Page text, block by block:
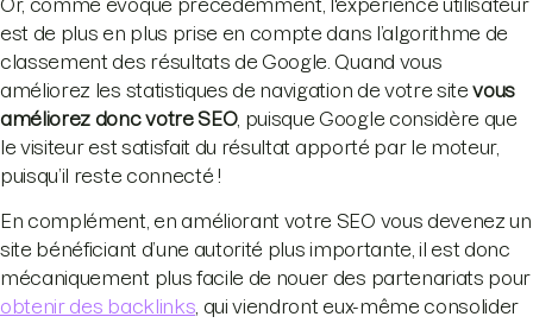
Or, comme évoqué précédemment, l'expérience utilisateur
est de plus en plus prise en compte dans l’algorithme de
classement des résultats de Google. Quand vous
améliorez les statistiques de navigation de votre sitevous
améliorez donc votre SEO, puisque Google considère que
le visiteur est satisfait du résultat apporté par le moteur,
puisqu’il reste connecté !
En complément, en améliorant votre SEO vous devenez un
site bénéficiant d’une autorité plus importante, il est donc
mécaniquement plus facile de nouer des partenariats pour
obtenir des backlinks , qui viendront eux-même consolider